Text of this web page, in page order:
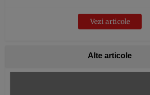
Vezi articole
Alte articole